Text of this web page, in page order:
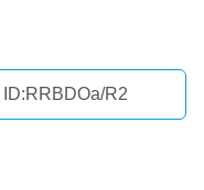
ID:RRBDOa/R2